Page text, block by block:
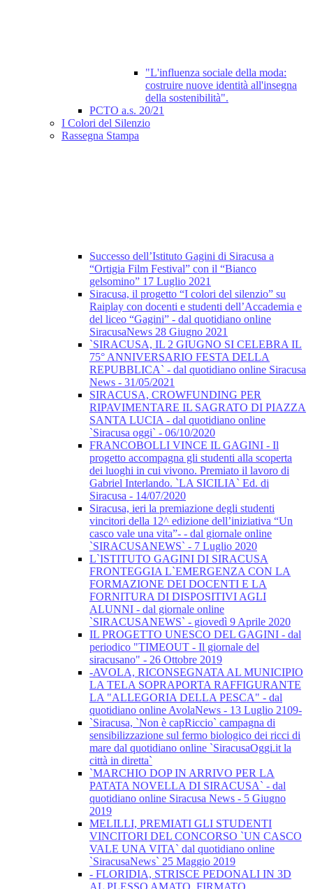
"L'influenza sociale della moda:
costruire nuove identità all'insegna
della sostenibilità".
PCTO a.s. 20/21
I Colori del Silenzio
Rassegna Stampa
Successo dell’Istituto Gagini di Siracusa a
“Ortigia Film Festival” con il “Bianco
gelsomino” 17 Luglio 2021
Siracusa, il progetto “I colori del silenzio” su
Raiplay con docenti e studenti dell’Accademia e
del liceo “Gagini” - dal quotidiano online
SiracusaNews 28 Giugno 2021
`SIRACUSA, IL 2 GIUGNO SI CELEBRA IL
75° ANNIVERSARIO FESTA DELLA
REPUBBLICA` - dal quotidiano online Siracusa
News - 31/05/2021
SIRACUSA, CROWFUNDING PER
RIPAVIMENTARE IL SAGRATO DI PIAZZA
SANTA LUCIA - dal quotidiano online
`Siracusa oggi` - 06/10/2020
FRANCOBOLLI VINCE IL GAGINI - Il
progetto accompagna gli studenti alla scoperta
dei luoghi in cui vivono. Premiato il lavoro di
Gabriel Interlando. `LA SICILIA` Ed. di
Siracusa - 14/07/2020
Siracusa, ieri la premiazione degli studenti
vincitori della 12^ edizione dell’iniziativa “Un
casco vale una vita”- - dal giornale online
`SIRACUSANEWS` - 7 Luglio 2020
L`ISTITUTO GAGINI DI SIRACUSA
FRONTEGGIA L`EMERGENZA CON LA
FORMAZIONE DEI DOCENTI E LA
FORNITURA DI DISPOSITIVI AGLI
ALUNNI - dal giornale online
`SIRACUSANEWS` - giovedì 9 Aprile 2020
IL PROGETTO UNESCO DEL GAGINI - dal
periodico "TIMEOUT - Il giornale del
siracusano" - 26 Ottobre 2019
-AVOLA, RICONSEGNATA AL MUNICIPIO
LA TELA SOPRAPORTA RAFFIGURANTE
LA "ALLEGORIA DELLA PESCA" - dal
quotidiano online AvolaNews - 13 Luglio 2109-
`Siracusa, `Non è capRiccio` campagna di
sensibilizzazione sul fermo biologico dei ricci di
mare dal quotidiano online `SiracusaOggi.it la
città in diretta`
`MARCHIO DOP IN ARRIVO PER LA
PATATA NOVELLA DI SIRACUSA` - dal
quotidiano online Siracusa News - 5 Giugno
2019
MELILLI, PREMIATI GLI STUDENTI
VINCITORI DEL CONCORSO `UN CASCO
VALE UNA VITA` dal quotidiano online
`SiracusaNews` 25 Maggio 2019
- FLORIDIA, STRISCE PEDONALI IN 3D